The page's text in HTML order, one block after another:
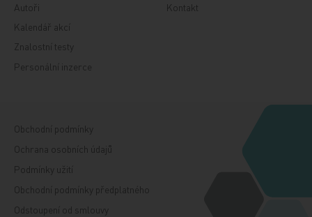
Autoři
Kalendář akcí
Znalostní testy
Personální inzerce
Kontakt
Obchodní podmínky
Ochrana osobních údajů
Podmínky užití
Obchodní podmínky předplatného
Odstoupení od smlouvy